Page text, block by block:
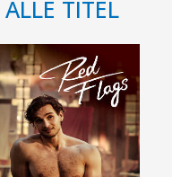
ALLE TITEL